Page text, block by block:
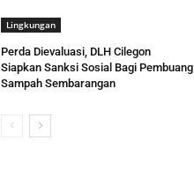
Lingkungan
Perda Dievaluasi, DLH Cilegon
Siapkan Sanksi Sosial Bagi Pembuang
Sampah Sembarangan